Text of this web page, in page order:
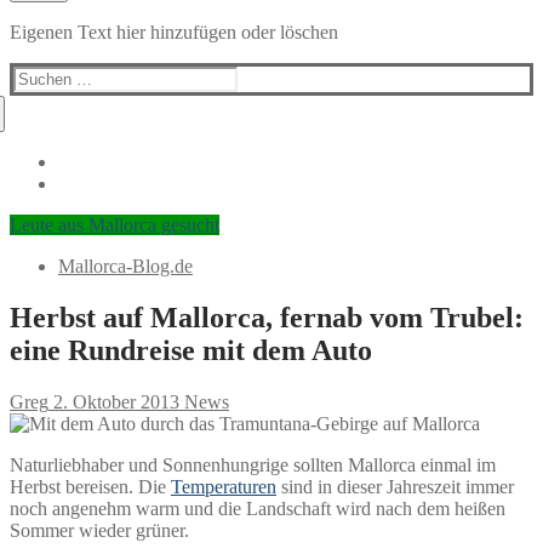
Eigenen Text hier hinzufügen oder löschen
Suchen
nach:
Leute aus Mallorca gesucht
Mallorca-Blog.de
Herbst auf Mallorca, fernab vom Trubel:
eine Rundreise mit dem Auto
Greg 2. Oktober 2013 News
Naturliebhaber und Sonnenhungrige sollten Mallorca einmal im
Herbst bereisen. Die Temperaturen sind in dieser Jahreszeit immer
noch angenehm warm und die Landschaft wird nach dem heißen
Sommer wieder grüner.